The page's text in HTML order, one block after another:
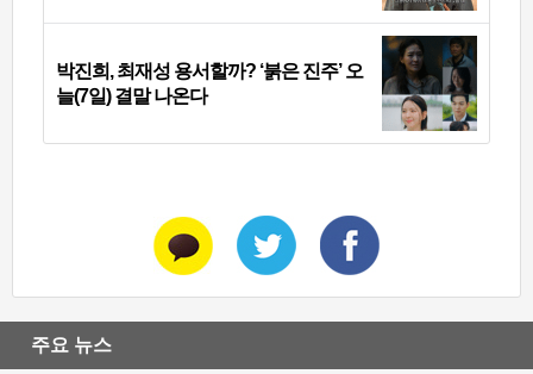
박진희, 최재성 용서할까? ‘붉은 진주’ 오
늘(7일) 결말 나온다
주요 뉴스